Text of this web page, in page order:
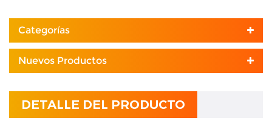
Categorías
Nuevos Productos
DETALLE DEL PRODUCTO